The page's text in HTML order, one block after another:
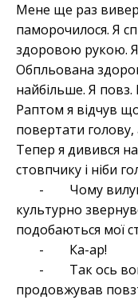
Мене ще раз
паморочилося. Я
здоровою рукою. Я
Обпльована
найбільше. Я
Раптом я відчув
повертати
Тепер я дивився
стовпчику і ніби
- Чому
культурно
подобаються мої
- Ка-ар!
- Так ось воно
продовжував